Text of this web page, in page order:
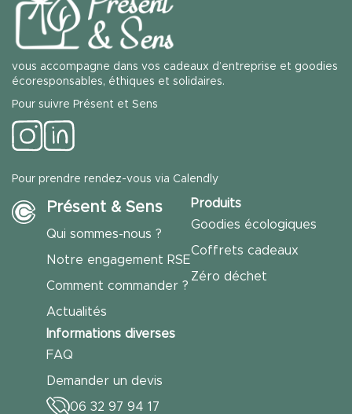
vous accompagne dans vos cadeaux d’entreprise et goodies
écoresponsables, éthiques et solidaires.
Pour suivre Présent et Sens
Pour prendre rendez-vous via Calendly
Présent & Sens
Qui sommes-nous ?
Notre engagement RSE
Comment commander ?
Actualités
Produits
Goodies écologiques
Coffrets cadeaux
Zéro déchet
Informations diverses
FAQ
Demander un devis
06 32 97 94 17